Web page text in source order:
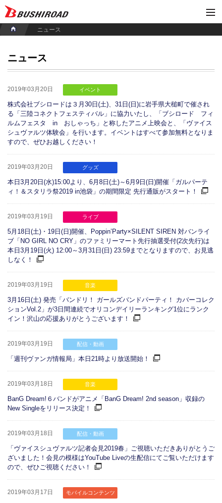
ニュース
ニュース
2019年03月20日 イベント
株式会社ブシロードは３月30日(土)、31日(日)に岩手県大槌町で催され
る「三陸コネクトフェスティバル」に協力いたし、「ブシロード フィ
ルムフェスタ in おしゃっち」と称したアニメ上映会と、「ヴァイス
シュヴァルツ体験会」を行います。イベントはすべて参加無料となりま
すので、ぜひお越しください！
2019年03月20日 グッズ
本日3月20日(水)15:00より、6月8日(土)～6月9日(日)開催「ガルパーテ
ィ！＆スタリラ祭2019 in池袋」の期間限定 先行通販がスタート！
2019年03月19日 ライブ
5月18日(土)・19日(日)開催、Poppin’Party×SILENT SIREN 対バンライ
ブ「NO GIRL NO CRY」のファミリーマート先行抽選受付(2次先行)は
本日3月19日(火) 12:00～3月31日(日) 23:59までとなりますので、お見逃
しなく！
2019年03月19日 音楽
3月16日(土) 発売「バンドリ！ ガールズバンドパーティ！ カバーコレク
ションVol.2」が3日間連続でオリコンデイリーランキング1位にランク
イン！沢山の応援ありがとうございます！
2019年03月19日 配信・動画
「週刊ヴァンガ情報局」本日21時より放送開始！
2019年03月18日 音楽
BanG Dream!６バンドがアニメ「BanG Dream! 2nd season」収録の
New Singleをリリース決定！
2019年03月18日 配信・動画
「ヴァイスシュヴァルツ記者会見2019春」ご視聴いただきありがとうご
ざいました！会見の模様はYouTube Liveの生配信にてご覧いただけます
ので、ぜひご視聴ください！
2019年03月17日 モバイルコンテンツ